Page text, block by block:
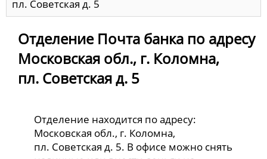
пл. Советская д. 5
Отделение Почта банка по адресу
Московская обл., г. Коломна,
пл. Советская д. 5
Отделение находится по адресу:
Московская обл., г. Коломна,
пл. Советская д. 5. В офисе можно снять